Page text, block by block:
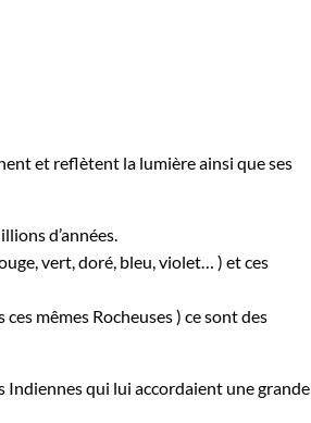
et reflètent la lumière ainsi que ses
d’années.
vert, doré, bleu, violet… ) et ces
mêmes Rocheuses ) ce sont des
Indiennes qui lui accordaient une grande